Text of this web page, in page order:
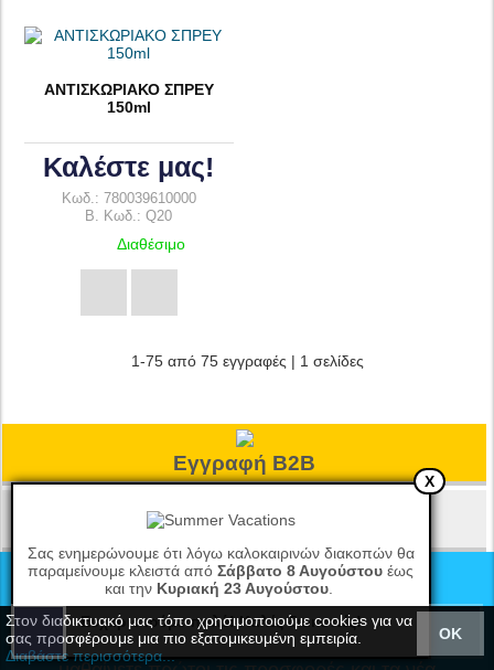
ΑΝΤΙΣΚΩΡΙΑΚΟ ΣΠΡΕΥ
150ml
Καλέστε μας!
Κωδ.: 780039610000
B. Κωδ.: Q20
Διαθέσιμο
1-75 από 75 εγγραφές | 1 σελίδες
Εγγραφή B2B
Κατάστημα
Newsletter
Εγγραφείτε στο newsletter μας για να
ΟΚ
Στον διαδικτυακό μας τόπο χρησιμοποιούμε cookies για να
σας προσφέρουμε μια πιο εξατομικευμένη εμπειρία.
Διαβάστε περισσότερα...
X
Σας ενημερώνουμε ότι λόγω καλοκαιρινών διακοπών θα
παραμείνουμε κλειστά απόΣάββατο 8 Αυγούστου έως
και την Κυριακή 23 Αυγούστου.
Ευχαριστούμε πολύ! Καλές διακοπές!